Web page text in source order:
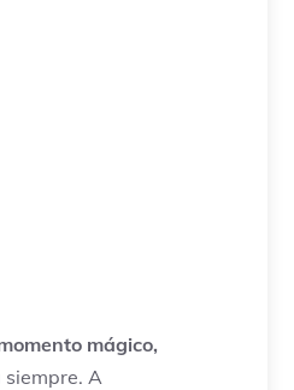
mágico,
siempre. A